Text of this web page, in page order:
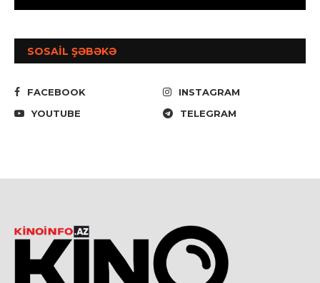
SOSAİL ŞƏBƏKƏ
FACEBOOK
INSTAGRAM
YOUTUBE
TELEGRAM